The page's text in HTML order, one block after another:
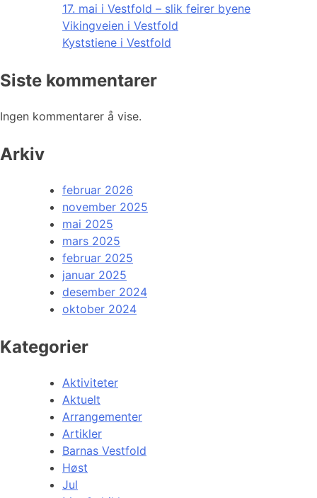
17. mai i Vestfold – slik feirer byene
Vikingveien i Vestfold
Kyststiene i Vestfold
Siste kommentarer
Ingen kommentarer å vise.
Arkiv
februar 2026
november 2025
mai 2025
mars 2025
februar 2025
januar 2025
desember 2024
oktober 2024
Kategorier
Aktiviteter
Aktuelt
Arrangementer
Artikler
Barnas Vestfold
Høst
Jul